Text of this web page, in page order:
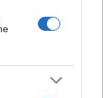
των
εξωτερικό.
σε μέρος